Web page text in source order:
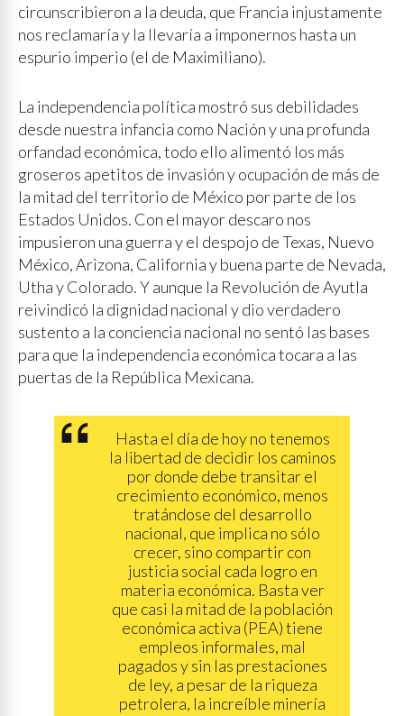
circunscribieron a la deuda, que Francia injustamente
nos reclamaría y la llevaría a imponernos hasta un
espurio imperio (el de Maximiliano).
La independencia política mostró sus debilidades
desde nuestra infancia como Nación y una profunda
orfandad económica, todo ello alimentó los más
groseros apetitos de invasión y ocupación de más de
la mitad del territorio de México por parte de los
Estados Unidos. Con el mayor descaro nos
impusieron una guerra y el despojo de Texas, Nuevo
México, Arizona, California y buena parte de Nevada,
Utha y Colorado. Y aunque la Revolución de Ayutla
reivindicó la dignidad nacional y dio verdadero
sustento a la conciencia nacional no sentó las bases
para que la independencia económica tocara a las
puertas de la República Mexicana.
Hasta el día de hoy no tenemos
la libertad de decidir los caminos
por donde debe transitar el
crecimiento económico, menos
tratándose del desarrollo
nacional, que implica no sólo
crecer, sino compartir con
justicia social cada logro en
materia económica. Basta ver
que casi la mitad de la población
económica activa (PEA) tiene
empleos informales, mal
pagados y sin las prestaciones
de ley, a pesar de la riqueza
petrolera, la increíble minería